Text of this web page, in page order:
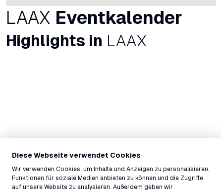
Diese Webseite verwendet Cookies
Wir verwenden Cookies, um Inhalte und Anzeigen zu personalisieren,
Funktionen für soziale Medien anbieten zu können und die Zugriffe
auf unsere Website zu analysieren. Außerdem geben wir
LAAX Eventkalender
Highlights in LAAX